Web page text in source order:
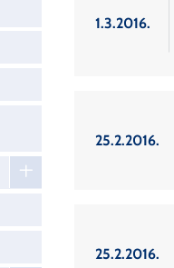
1.3.2016.
25.2.2016.
25.2.2016.